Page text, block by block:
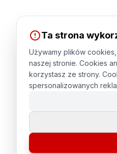
Ta strona
Używamy plików
naszej stronie. Cookies
korzystasz ze strony.
spersonalizowanych